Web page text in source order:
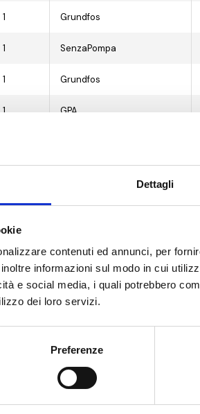
Dettagli
contenuti ed annunci, per
informazioni sul modo in cui
e social media, i quali potrebbero
dei loro servizi.
Preferenze
1 Grundfos
1 SenzaPompa
1 Grundfos
1 GPA
1 Grundfos
1
1 Grundfos
1 SenzaPompa
1 Grundfos
Grundfos